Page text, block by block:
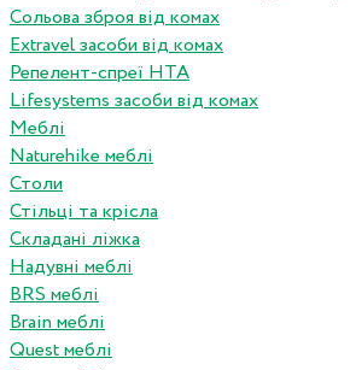
Сольова зброя від комах
Extravel засоби від комах
Репелент-спреї HTA
Lifesystems засоби від комах
Меблі
Naturehike меблі
Столи
Стільці та крісла
Складані ліжка
Надувні меблі
BRS меблі
Brain меблі
Quest меблі